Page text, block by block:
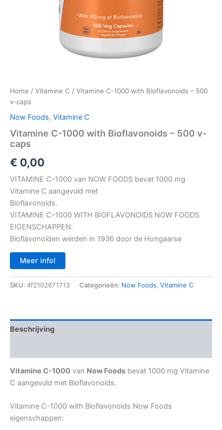
Home / Vitamine C / Vitamine C-1000 with Bioflavonoids – 500
v-caps
Now Foods, Vitamine C
Vitamine C-1000 with Bioflavonoids – 500 v-
caps
€ 0,00
VITAMINE C-1000 van NOW FOODS bevat 1000 mg
Vitamine C aangevuld met
Bioflavonoids.
VITAMINE C-1000 WITH BIOFLAVONOIDS NOW FOODS
EIGENSCHAPPEN:
Bioflavonoïden werden in 1936 door de Hongaarse
Meer info!
SKU: 4f2102671713 Categorieën: Now Foods, Vitamine C
Beschrijving
Vitamine C-1000 van Now Foods bevat 1000 mg Vitamine
C aangevuld met Bioflavonoids.
Vitamine C-1000 with Bioflavonoids Now Foods
eigenschappen: